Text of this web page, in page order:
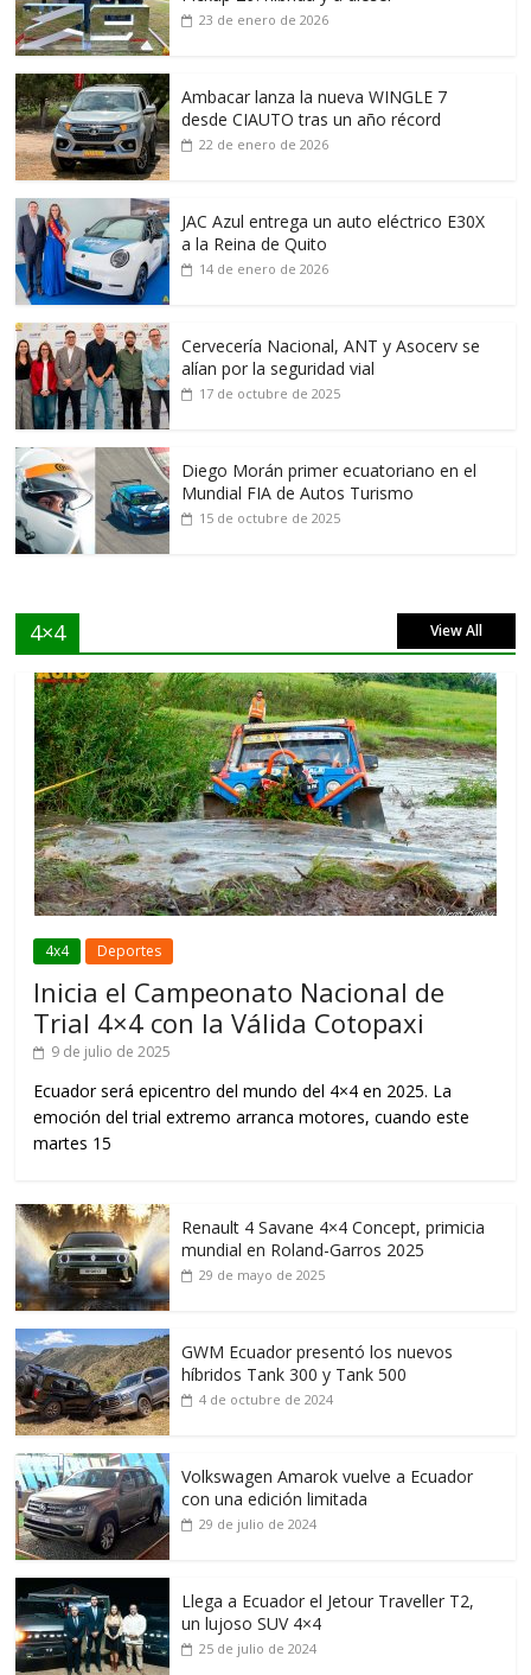
23 de enero de 2026
Ambacar lanza la nueva WINGLE 7
desde CIAUTO tras un año récord
22 de enero de 2026
JAC Azul entrega un auto eléctrico E30X
a la Reina de Quito
14 de enero de 2026
Cervecería Nacional, ANT y Asocerv se
alían por la seguridad vial
17 de octubre de 2025
Diego Morán primer ecuatoriano en el
Mundial FIA de Autos Turismo
15 de octubre de 2025
4×4 View All
4x4 Deportes
Inicia el Campeonato Nacional de
Trial 4×4 con la Válida Cotopaxi
9 de julio de 2025
Ecuador será epicentro del mundo del 4×4 en 2025. La
emoción del trial extremo arranca motores, cuando este
martes 15
Renault 4 Savane 4×4 Concept, primicia
mundial en Roland-Garros 2025
29 de mayo de 2025
GWM Ecuador presentó los nuevos
híbridos Tank 300 y Tank 500
4 de octubre de 2024
Volkswagen Amarok vuelve a Ecuador
con una edición limitada
29 de julio de 2024
Llega a Ecuador el Jetour Traveller T2,
un lujoso SUV 4×4
25 de julio de 2024